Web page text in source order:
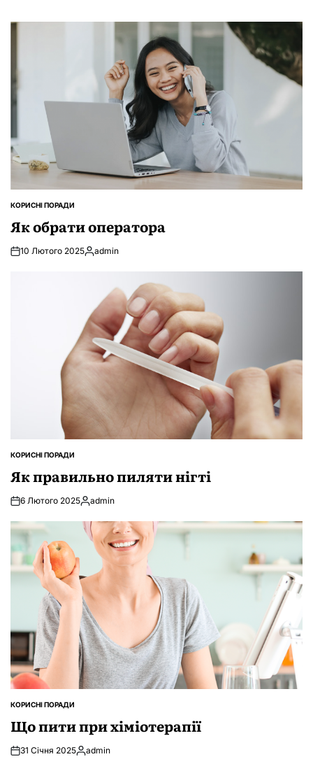
ОПУБЛІКУВАТИ
КОРИСНІ ПОРАДИ
Як обрати оператора
10 Лютого 2025Опубліковано
admin
ОПУБЛІКУВАТИ
КОРИСНІ ПОРАДИ
Як правильно пиляти нігті
6 Лютого 2025Опубліковано
admin
ОПУБЛІКУВАТИ
КОРИСНІ ПОРАДИ
Що пити при хіміотерапії
31 Січня 2025Опубліковано
admin